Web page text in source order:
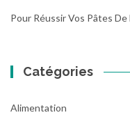
Pour Réussir Vos Pâtes De
Catégories
Alimentation